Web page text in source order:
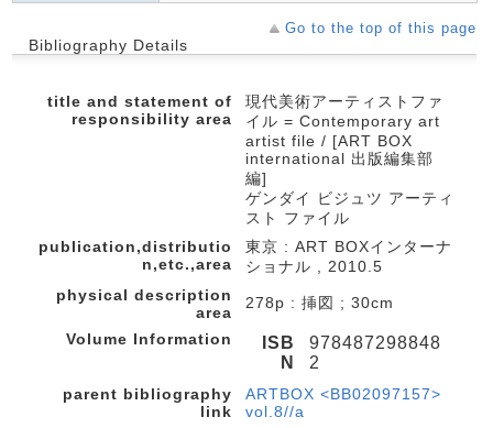
Go to the top of this page
Bibliography Details
title and statement of
responsibility area
現代美術アーティストファ
イル = Contemporary art
artist file / [ART BOX
international 出版編集部
編]
ゲンダイ ビジュツ アーティ
スト ファイル
publication,distributio
n,etc.,area
東京 : ART BOXインターナ
ショナル , 2010.5
physical description
area
278p : 挿図 ; 30cm
Volume Information
ISB
N
978487298848
2
parent bibliography
link
ARTBOX <BB02097157>
vol.8//a